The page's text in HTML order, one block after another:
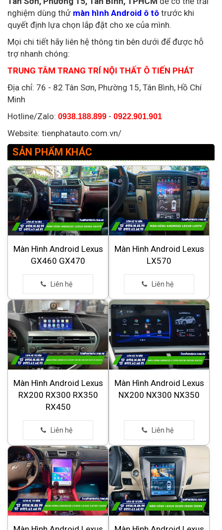
nghiệm dùng thử màn hình Android ô tô trước khi
quyết định lựa chọn lắp đặt cho xe của mình.
Mọi chi tiết hãy liên hệ thông tin bên dưới để được hỗ
trợ nhanh chóng:
TRUNG TÂM TRANG TRÍ NỘI THẤT Ô TIẾN PHÁT
Địa chỉ: 76 - 82 Tân Sơn, Phường 15, Tân Bình, Hồ Chí
Minh
Hotline/Zalo: 0938.188.899 - 0922.901.901
Website: tienphatauto.com.vn/
SẢN PHẨM KHÁC
Màn Hình Android Lexus
GX460 GX470
Màn Hình Android Lexus
LX570
Màn Hình Android Lexus
RX200 RX300 RX350
RX450
Màn Hình Android Lexus
NX200 NX300 NX350